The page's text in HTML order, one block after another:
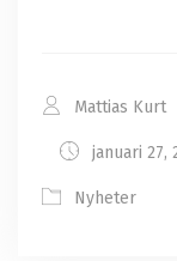
Mattias Kurt
januari 27,
Nyheter